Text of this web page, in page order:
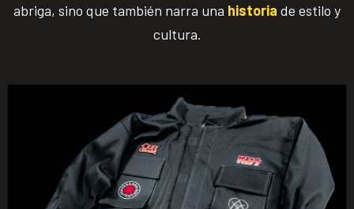
abriga, sino que también narra una historia de estilo y
cultura.